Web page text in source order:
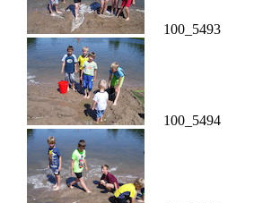
100_5493
100_5494